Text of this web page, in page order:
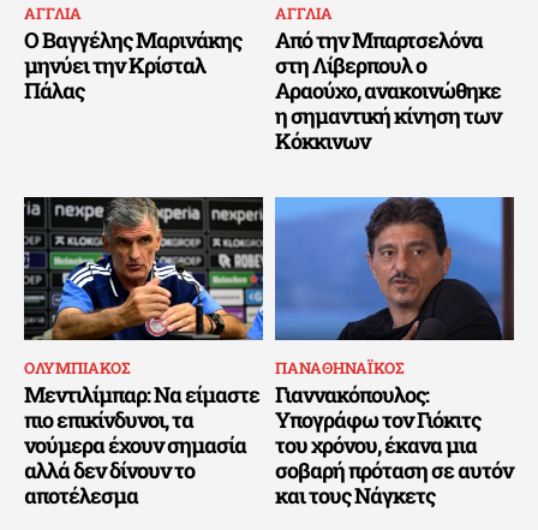
ΑΓΓΛΙΑ
Ο Βαγγέλης Μαρινάκης
μηνύει την Κρίσταλ
Πάλας
ΑΓΓΛΙΑ
Από την Μπαρτσελόνα
στη Λίβερπουλ ο
Αραούχο, ανακοινώθηκε
η σημαντική κίνηση των
Κόκκινων
ΟΛΥΜΠΙΑΚΟΣ
Μεντιλίμπαρ: Να είμαστε
πιο επικίνδυνοι, τα
νούμερα έχουν σημασία
αλλά δεν δίνουν το
αποτέλεσμα
ΠΑΝΑΘΗΝΑΪΚΟΣ
Γιαννακόπουλος:
Υπογράφω τον Γιόκιτς
του χρόνου, έκανα μια
σοβαρή πρόταση σε αυτόν
και τους Νάγκετς